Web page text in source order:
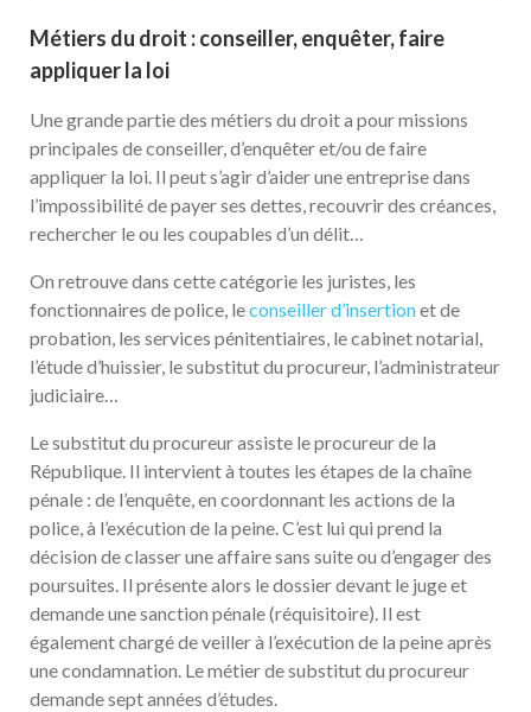
Métiers du droit : conseiller, enquêter, faire
appliquer la loi
Une grande partie des métiers du droit a pour missions
principales de conseiller, d’enquêter et/ou de faire
appliquer la loi. Il peut s’agir d’aider une entreprise dans
l’impossibilité de payer ses dettes, recouvrir des créances,
rechercher le ou les coupables d’un délit…
On retrouve dans cette catégorie les juristes, les
fonctionnaires de police, leconseiller d’insertionet de
probation, les services pénitentiaires, le cabinet notarial,
l’étude d’huissier, le substitut du procureur, l’administrateur
judiciaire…
Le substitut du procureur assiste le procureur de la
République. Il intervient à toutes les étapes de la chaîne
pénale : de l’enquête, en coordonnant les actions de la
police, à l’exécution de la peine. C’est lui qui prend la
décision de classer une affaire sans suite ou d’engager des
poursuites. Il présente alors le dossier devant le juge et
demande une sanction pénale (réquisitoire). Il est
également chargé de veiller à l’exécution de la peine après
une condamnation. Le métier de substitut du procureur
demande sept années d’études.